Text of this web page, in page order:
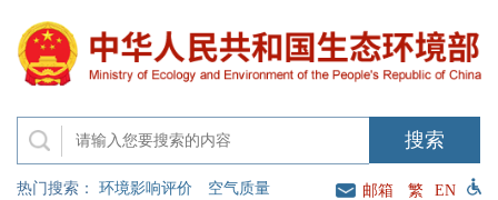
热门搜索： 环境影响评价 空气质量 邮箱 繁 EN